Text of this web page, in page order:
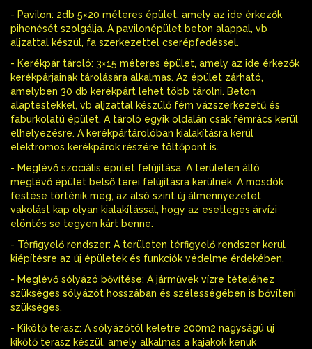
- Pavilon: 2db 5×20 méteres épület, amely az ide érkezők
pihenését szolgálja. A pavilonépület beton alappal, vb
aljzattal készül, fa szerkezettel cserépfedéssel.
- Kerékpár tároló: 3×15 méteres épület, amely az ide érkezők
kerékpárjainak tárolására alkalmas. Az épület zárható,
amelyben 30 db kerékpárt lehet több tárolni. Beton
alaptestekkel, vb aljzattal készülő fém vázszerkezetű és
faburkolatú épület. A tároló egyik oldalán csak fémrács kerül
elhelyezésre. A kerékpártárolóban kialakításra kerül
elektromos kerékpárok részére töltőpont is.
- Meglévő szociális épület felújítása: A területen álló
meglévő épület belső terei felújításra kerülnek. A mosdók
festése történik meg, az alsó szint új álmennyezetet
vakolást kap olyan kialakítással, hogy az esetleges árvízi
elöntés se tegyen kárt benne.
- Térfigyelő rendszer: A területen térfigyelő rendszer kerül
kiépítésre az új épületek és funkciók védelme érdekében.
- Meglévő sólyázó bővítése: A járművek vízre tételéhez
szükséges sólyázót hosszában és szélességében is bővíteni
szükséges.
- Kikötő terasz: A sólyázótól keletre 200m2 nagyságú új
kikőtő terasz készül, amely alkalmas a kajakok kenuk